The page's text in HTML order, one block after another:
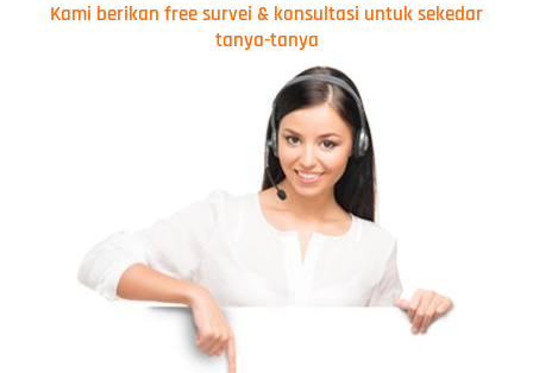
Kami berikan free survei & konsultasi untuk sekedar
tanya-tanya